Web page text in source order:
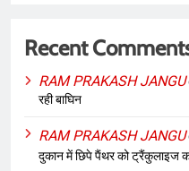
Recent
RAM PRAKASH JANGU
रही बाघिन
RAM PRAKASH JANGU
दुकान में छिपे पैंथर को ट्रैंकुलाइज